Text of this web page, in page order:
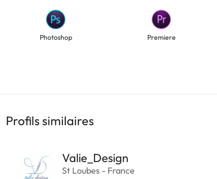
Photoshop Premiere
Profils similaires
Valie_Design
St Loubes - France